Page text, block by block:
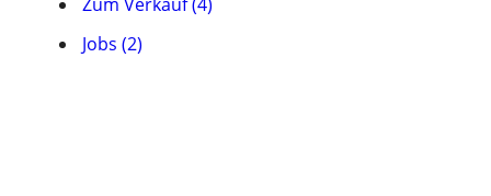
Jobs (2)